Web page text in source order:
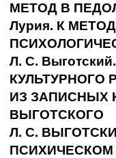
МЕТОД В
Лурия. К
Л. С.
КУЛЬТУРНОГО
ИЗ ЗАПИСНЫХ
ВЫГОТСКОГО
Л. С.
ПСИХИЧЕСКОМ